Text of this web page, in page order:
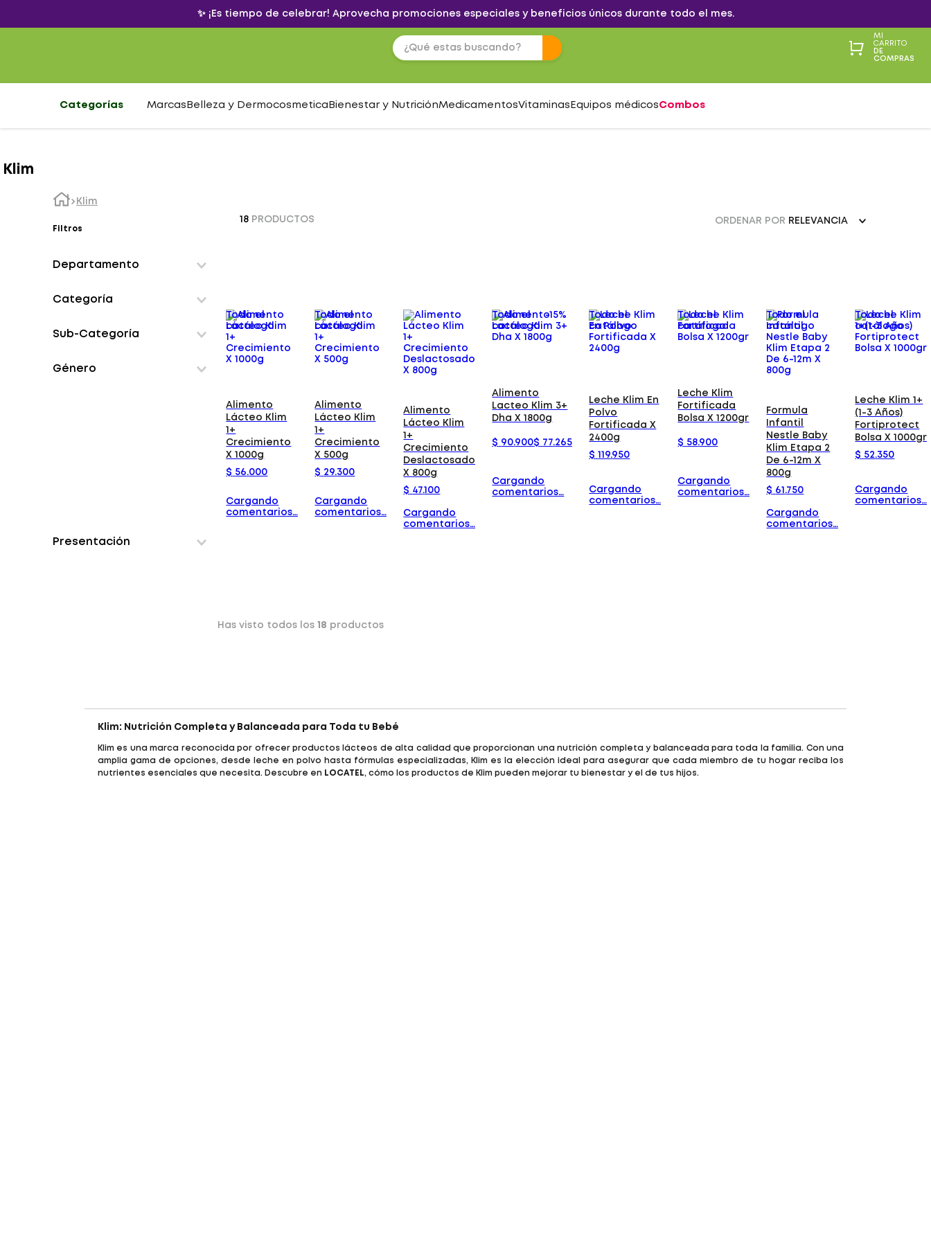
✨ ¡Es tiempo de celebrar! Aprovecha promociones especiales y beneficios únicos durante todo el mes.
MI
CARRITO
DE
COMPRAS
Categorías Marcas Belleza y Dermocosmetica Bienestar y NutriciónMedicamentosVitaminas Equipos médicosCombos
Klim
Klim
Filtros
Departamento
Marketplace
Categoría
Confiteria snacks
Sub-Categoría
formulas-infantiles
Género
Presentación
18 PRODUCTOS ORDENAR POR RELEVANCIA
Todo el
catálogo
Alimento
Lácteo Klim
1+
Crecimiento
X 1000g
$ 56.000
Cargando
comentarios…
Todo el
catálogo
Alimento
Lácteo Klim
1+
Crecimiento
X 500g
$ 29.300
Cargando
comentarios…
Alimento
Lácteo Klim
1+
Crecimiento
Deslactosado
X 800g
$ 47.100
Cargando
comentarios…
-15%
Todo el
catálogo
Alimento
Lacteo Klim 3+
Dha X 1800g
$ 90.900$ 77.265
Cargando
comentarios…
Todo el
catálogo
Leche Klim En
Polvo
Fortificada X
2400g
$ 119.950
Cargando
comentarios…
Todo el
catálogo
Leche Klim
Fortificada
Bolsa X 1200gr
$ 58.900
Cargando
comentarios…
Todo el
catálogo
Formula
Infantil
Nestle Baby
Klim Etapa 2
De 6-12m X
800g
$ 61 .750
Cargando
comentarios…
Todo el
catálogo
Leche Klim 1+
(1-3 Años)
Fortiprotect
Bolsa X 1000gr
$ 52.350
Cargando
comentarios…
Has visto todos los18 productos
Klim: Nutrición Completa y Balanceada para Toda tu Bebé
Klim es una marca reconocida por ofrecer productos lácteos de alta calidad que proporcionan una nutrición completa y balanceada para toda la familia. Con una
amplia gama de opciones, desde leche en polvo hasta fórmulas especializadas, Klim es la elección ideal para asegurar que cada miembro de tu hogar reciba los
nutrientes esenciales que necesita. Descubre en LOCATEL, cómo los productos de Klim pueden mejorar tu bienestar y el de tus hijos.